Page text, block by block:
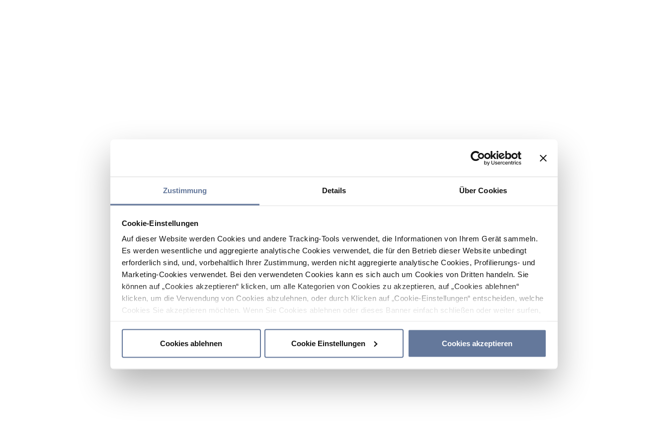
Zustimmung Details Über Cookies
Cookie-Einstellungen
Auf dieser Website werden Cookies und andere Tracking-Tools verwendet, die Informationen von Ihrem Gerät sammeln.
Es werden wesentliche und aggregierte analytische Cookies verwendet, die für den Betrieb dieser Website unbedingt
erforderlich sind, und, vorbehaltlich Ihrer Zustimmung, werden nicht aggregierte analytische Cookies, Profilierungs- und
Marketing-Cookies verwendet. Bei den verwendeten Cookies kann es sich auch um Cookies von Dritten handeln. Sie
können auf „Cookies akzeptieren“ klicken, um alle Kategorien von Cookies zu akzeptieren, auf „Cookies ablehnen“
klicken, um die Verwendung von Cookies abzulehnen, oder durch Klicken auf „Cookie-Einstellungen“ entscheiden, welche
Cookies Sie akzeptieren möchten. Wenn Sie Cookies ablehnen oder dieses Banner einfach schließen oder weiter surfen,
Cookies ablehnen
Cookie Einstellungen Cookies akzeptieren